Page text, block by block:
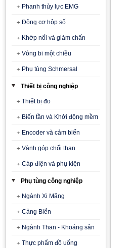
Phanh thủy lực EMG
Động cơ hộp số
Khớp nối và giảm chấn
Vòng bi một chiều
Phụ tùng Schmersal
Thiết bị công nghiệp
Thiết bị đo
Biến tần và Khởi động mềm
Encoder và cảm biến
Vành góp chổi than
Cáp điện và phụ kiện
Phụ tùng công nghiệp
Ngành Xi Măng
Cảng Biển
Ngành Than - Khoáng sản
Thực phẩm đồ uống